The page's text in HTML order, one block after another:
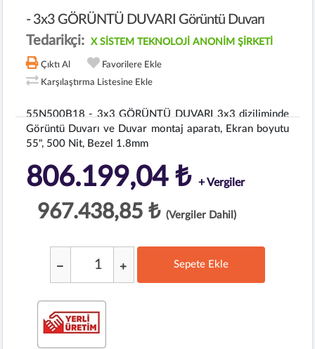
- 3x3 GÖRÜNTÜ DUVARI Görüntü Duvarı
Tedarikçi:
X SİSTEM TEKNOLOJİ ANONİM ŞİRKETİ
Çıktı Al
Favorilere Ekle
Karşılaştırma Listesine Ekle
55N500B18 - 3x3 GÖRÜNTÜ DUVARI 3x3 diziliminde
Görüntü Duvarı ve Duvar montaj aparatı, Ekran boyutu
55", 500 Nit, Bezel 1.8mm
806.199,04 ₺ + Vergiler
967.438,85 ₺ (Vergiler Dahil)
Sepete Ekle